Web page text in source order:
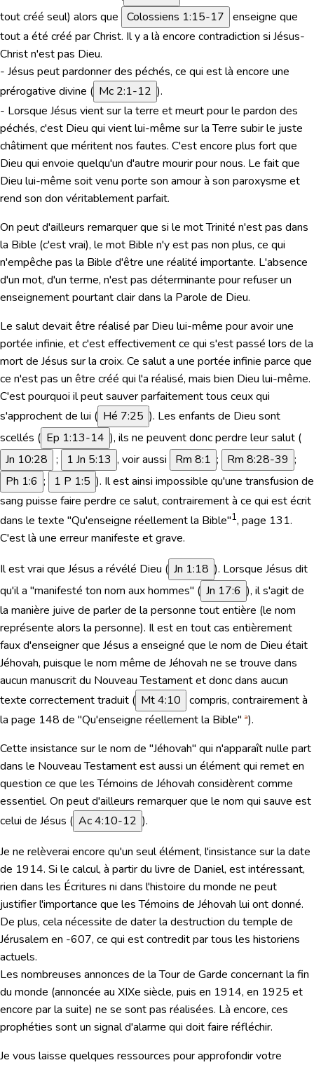
tout créé seul) alors que Colossiens 1:15-17 enseigne que
tout a été créé par Christ. Il y a là encore contradiction si Jésus-
Christ n'est pas Dieu.
- Jésus peut pardonner des péchés, ce qui est là encore une
prérogative divine ( Mc 2:1-12 ).
- Lorsque Jésus vient sur la terre et meurt pour le pardon des
péchés, c'est Dieu qui vient lui-même sur la Terre subir le juste
châtiment que méritent nos fautes. C'est encore plus fort que
Dieu qui envoie quelqu'un d'autre mourir pour nous. Le fait que
Dieu lui-même soit venu porte son amour à son paroxysme et
rend son don véritablement parfait.
On peut d'ailleurs remarquer que si le mot Trinité n'est pas dans
la Bible (c'est vrai), le mot Bible n'y est pas non plus, ce qui
n'empêche pas la Bible d'être une réalité importante. L'absence
d'un mot, d'un terme, n'est pas déterminante pour refuser un
enseignement pourtant clair dans la Parole de Dieu.
Le salut devait être réalisé par Dieu lui-même pour avoir une
portée infinie, et c'est effectivement ce qui s'est passé lors de la
mort de Jésus sur la croix. Ce salut a une portée infinie parce que
ce n'est pas un être créé qui l'a réalisé, mais bien Dieu lui-même.
C'est pourquoi il peut sauver parfaitement tous ceux qui
s'approchent de lui ( Hé 7:25 ). Les enfants de Dieu sont
scellés ( Ep 1:13-14 ), ils ne peuvent donc perdre leur salut (
Jn 10:28 ; 1 Jn 5:13 , voir aussi Rm 8:1 ; Rm 8:28-39 ;
Ph 1:6 ; 1 P 1:5 ). Il est ainsi impossible qu'une transfusion de
sang puisse faire perdre ce salut, contrairement à ce qui est écrit
dans le texte "Qu'enseigne réellement la Bible"1, page 131.
C'est là une erreur manifeste et grave.
Il est vrai que Jésus a révélé Dieu ( Jn 1:18 ). Lorsque Jésus dit
qu'il a "manifesté ton nom aux hommes" ( Jn 17:6 ), il s'agit de
la manière juive de parler de la personne tout entière (le nom
représente alors la personne). Il est en tout cas entièrement
faux d'enseigner que Jésus a enseigné que le nom de Dieu était
Jéhovah, puisque le nom même de Jéhovah ne se trouve dans
aucun manuscrit du Nouveau Testament et donc dans aucun
texte correctement traduit ( Mt 4:10 compris, contrairement à
la page 148 de "Qu'enseigne réellement la Bible" ª).
Cette insistance sur le nom de "Jéhovah" qui n'apparaît nulle part
dans le Nouveau Testament est aussi un élément qui remet en
question ce que les Témoins de Jéhovah considèrent comme
essentiel. On peut d'ailleurs remarquer que le nom qui sauve est
celui de Jésus ( Ac 4:10-12 ).
Je ne relèverai encore qu'un seul élément, l'insistance sur la date
de 1914. Si le calcul, à partir du livre de Daniel, est intéressant,
rien dans les Écritures ni dans l'histoire du monde ne peut
justifier l'importance que les Témoins de Jéhovah lui ont donné.
De plus, cela nécessite de dater la destruction du temple de
Jérusalem en -607, ce qui est contredit par tous les historiens
actuels.
Les nombreuses annonces de la Tour de Garde concernant la fin
du monde (annoncée au XIXe siècle, puis en 1914, en 1925 et
encore par la suite) ne se sont pas réalisées. Là encore, ces
prophéties sont un signal d'alarme qui doit faire réfléchir.
Je vous laisse quelques ressources pour approfondir votre